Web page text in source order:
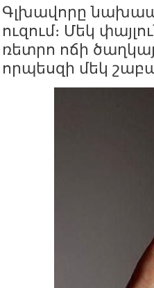
Գլխավորը
ուզում։ Մեկ
ռետրո ոճի
որպեսզի մեկ